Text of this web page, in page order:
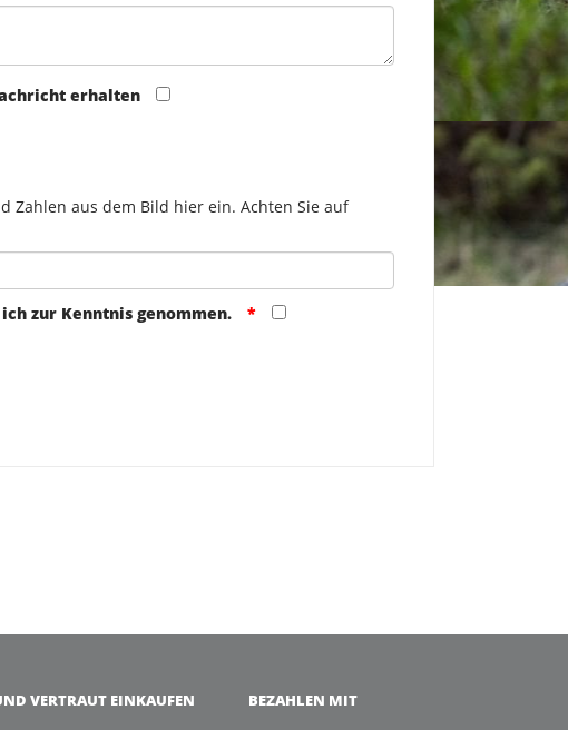
erhalten
Zahlen aus dem Bild hier ein. Achten Sie auf
zur Kenntnis genommen.
VERTRAUT EINKAUFEN BEZAHLEN MIT